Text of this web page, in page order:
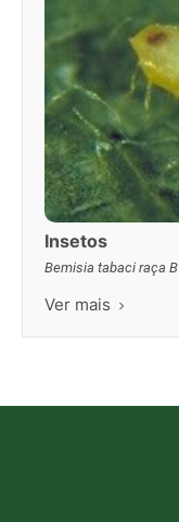
Insetos
Bemisia tabaci raça B
Ver mais